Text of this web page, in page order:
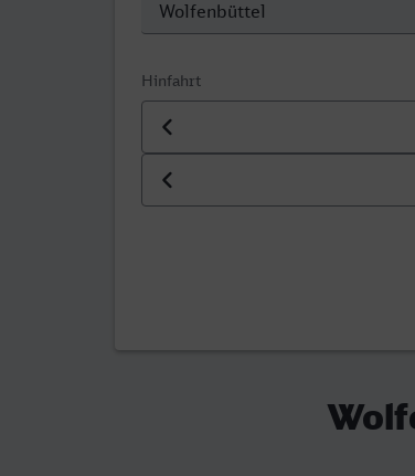
Hinfahrt
Datum der Hinfahrt
Uhrzeit der Hinfahrt